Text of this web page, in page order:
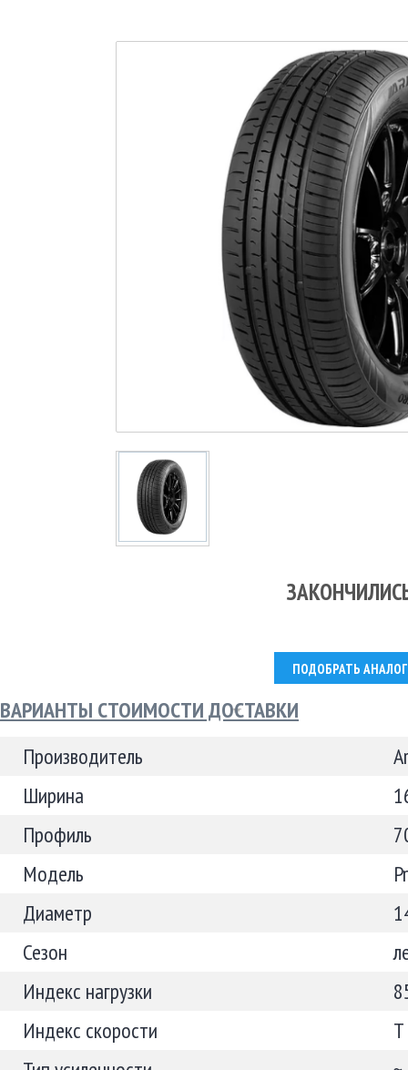
ПОДОБРАТЬ АНАЛОГ
ВАРИАНТЫ СТОИМОСТИ ДОСТАВКИ
Производитель
Ширина
Профиль
Модель
Диаметр
Сезон
Индекс нагрузки
Индекс скорости
T